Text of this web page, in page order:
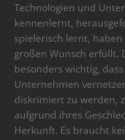
Technologien und
kennenlernt,
spielerisch lernt,
großen Wunsch erfüllt.
besonders wichtig,
Unternehmen
diskrimiert zu werden,
aufgrund ihres
Herkunft. ​Es braucht